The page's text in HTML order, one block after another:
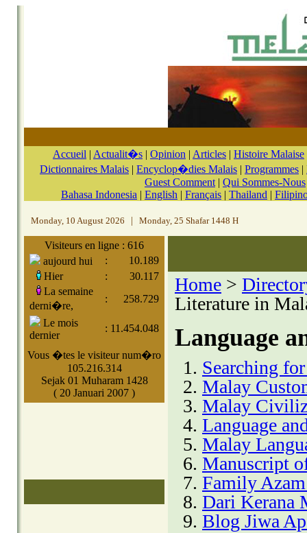
Accueil | Actualit�s | Opinion | Articles | Histoire Malaise
Dictionnaires Malais | Encyclop�dies Malais | Programmes |
Guest Comment | Qui Sommes-Nous
Bahasa Indonesia | English | Français | Thailand |
Monday, 10 August 2026 Monday, 25 Shafar 1448 H
Visiteurs en ligne : 616
aujourd hui
:
10.189
Hier
:
30.117
La semaine
derni�re,
: 258.729
Le mois
dernier
: 11.454.048
Vous �tes le visiteur num�ro
105.216.314
Sejak 01 Muharam 1428
( 20 Januari 2007 )
Home >
Literature in
Language
Searching
Malay
Malay
Language
Malay
Manuscript
Family
Dari Kerana
Blog Jiwa